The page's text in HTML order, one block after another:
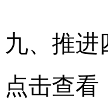
九、推进
点击查